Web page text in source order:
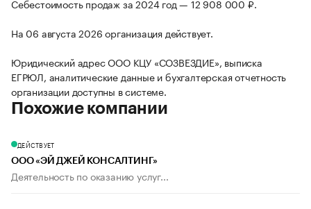
Себестоимость продаж за 2024 год — 12 908 000 ₽.
На 06 августа 2026 организация действует.
Юридический адрес ООО КЦУ «СОЗВЕЗДИЕ», выписка
ЕГРЮЛ, аналитические данные и бухгалтерская отчетность
организации доступны в системе.
Похожие компании
ДЕЙСТВУЕТ
ООО «ЭЙ ДЖЕЙ КОНСАЛТИНГ»
Деятельность по оказанию услуг...